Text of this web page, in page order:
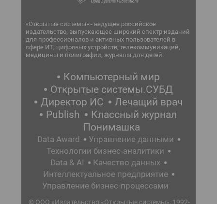
«Открытые системы» - ведущее российское
издательство, выпускающее широкий спектр изданий
для профессионалов и активных пользователей в
сфере ИТ, цифровых устройств, телекоммуникаций,
медицины и полиграфии, журналы для детей.
Компьютерный мир
Открытые системы.СУБД
Директор ИС
Лечащий врач
Publish
Классный журнал
Понимашка
Data Award
Управление данными
Технологии бизнес-аналитики
Data & AI
Качество данных
Интеллектуальное предприятие
Управление бизнес-процессами
© ООО «Издательство «Открытые системы», 1992-